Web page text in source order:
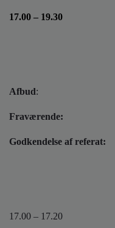
17.00 – 19.30
Afbud:
Fraværende:
Godkendelse af referat:
17.00 – 17.20